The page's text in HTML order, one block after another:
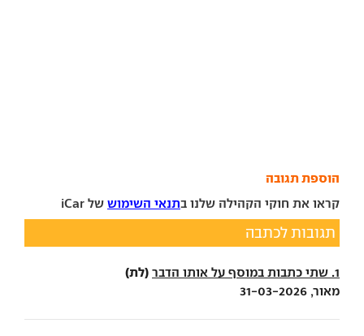
הוספת תגובה
קראו את חוקי הקהילה שלנו בתנאי השימוש של iCar
תגובות לכתבה
1. שתי כתבות במוסף על אותו הדבר (לת)
מאור, 31-03-2026